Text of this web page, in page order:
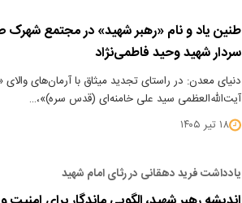
طنین یاد و نام «رهبر شهید» در مجتمع شهرک
سردار شهید وحید فاطمی‌نژاد
دنیای معدن: در راستای تجدید میثاق با آرمان‌های
آیت‌الله‌العظمی سید علی خامنه‌ای (قدس سره)»،…
۱۸ تیر ۱۴۰۵
یادداشت فرید دهقانی در رثای امام شهید